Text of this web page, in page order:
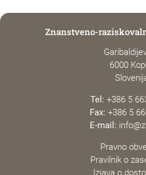
Znanstveno-
6000
Tel: +386 5
Fax: +386 5
E-mail:
Pravno
Pravilnik o
Izjava o